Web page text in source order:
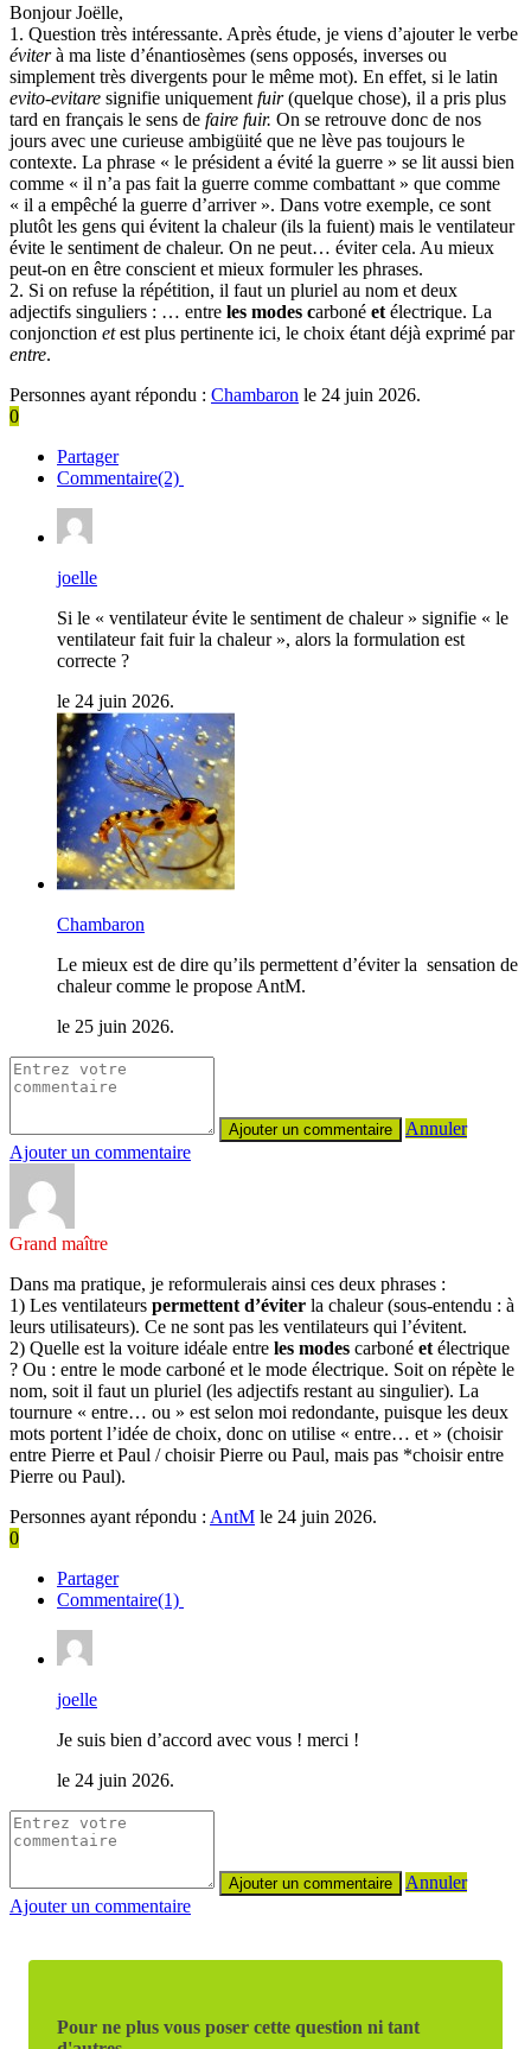
Bonjour Joëlle,
1. Question très intéressante. Après étude, je viens d’ajouter le verbe
éviterà ma liste d’énantiosèmes (sens opposés, inverses ou
simplement très divergents pour le même mot). En effet, si le latin
evito-evitare signifie uniquement fuir(quelque chose), il a pris plus
tard en français le sens de faire fuir. On se retrouve donc de nos
jours avec une curieuse ambigüité que ne lève pas toujours le
contexte. La phrase « le président a évité la guerre » se lit aussi bien
comme « il n’a pas fait la guerre comme combattant » que comme
« il a empêché la guerre d’arriver ». Dans votre exemple, ce sont
plutôt les gens qui évitent la chaleur (ils la fuient) mais le ventilateur
évite le sentiment de chaleur. On ne peut… éviter cela. Au mieux
peut-on en être conscient et mieux formuler les phrases.
2. Si on refuse la répétition, il faut un pluriel au nom et deux
adjectifs singuliers : … entre les modes carboné et électrique. La
conjonction etest plus pertinente ici, le choix étant déjà exprimé par
entre.
Personnes ayant répondu : Chambaron le 24 juin 2026.
0
Partager
Commentaire(2)
joelle
Si le « ventilateur évite le sentiment de chaleur » signifie « le
ventilateur fait fuir la chaleur », alors la formulation est
correcte ?
le 24 juin 2026.
Chambaron
Le mieux est de dire qu’ils permettent d’éviter la sensation de
chaleur comme le propose AntM.
le 25 juin 2026.
Annuler
Ajouter un commentaire
Grand maître
Dans ma pratique, je reformulerais ainsi ces deux phrases :
1) Les ventilateurs permettent d’éviter la chaleur (sous-entendu : à
leurs utilisateurs). Ce ne sont pas les ventilateurs qui l’évitent.
2) Quelle est la voiture idéale entre les modes carboné et électrique
? Ou : entre le mode carboné et le mode électrique. Soit on répète le
nom, soit il faut un pluriel (les adjectifs restant au singulier). La
tournure « entre… ou » est selon moi redondante, puisque les deux
mots portent l’idée de choix, donc on utilise « entre… et » (choisir
entre Pierre et Paul / choisir Pierre ou Paul, mais pas *choisir entre
Pierre ou Paul).
Personnes ayant répondu : AntM le 24 juin 2026.
0
Partager
Commentaire(1)
joelle
Je suis bien d’accord avec vous ! merci !
le 24 juin 2026.
Annuler
Ajouter un commentaire
Pour ne plus vous poser cette question ni tant